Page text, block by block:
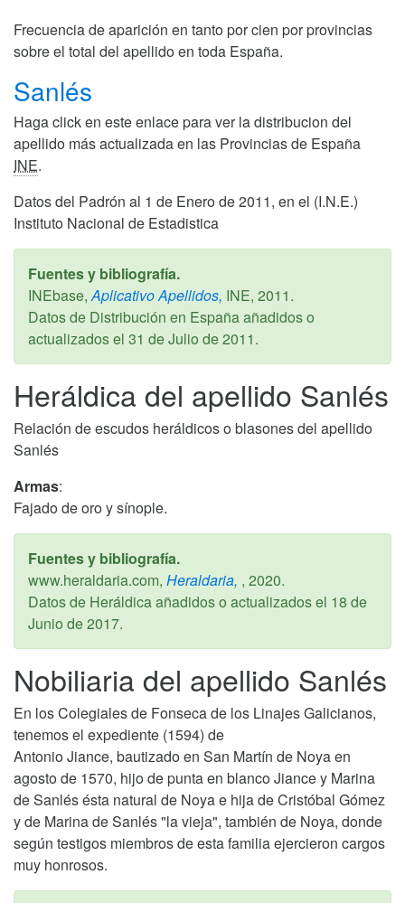
Frecuencia de aparición en tanto por cien por provincias
sobre el total del apellido en toda España.
Sanlés
Haga click en este enlace para ver la distribucion del
apellido más actualizada en las Provincias de España
INE.
Datos del Padrón al 1 de Enero de 2011, en el (I.N.E.)
Instituto Nacional de Estadistica
Fuentes y bibliografía.
INEbase, Aplicativo Apellidos, INE, 2011.
Datos de Distribución en España añadidos o
actualizados el 31 de Julio de 2011.
Heráldica del apellido Sanlés
Relación de escudos heráldicos o blasones del apellido
Sanlés
Armas:
Fajado de oro y sínople.
Fuentes y bibliografía.
www.heraldaria.com, Heraldaria, , 2020.
Datos de Heráldica añadidos o actualizados el 18 de
Junio de 2017.
Nobiliaria del apellido Sanlés
En los Colegiales de Fonseca de los Linajes Galicianos,
tenemos el expediente (1594) de
Antonio Jiance, bautizado en San Martín de Noya en
agosto de 1570, hijo de punta en blanco Jiance y Marina
de Sanlés ésta natural de Noya e hija de Cristóbal Gómez
y de Marina de Sanlés "la vieja", también de Noya, donde
según testigos miembros de esta familia ejercieron cargos
muy honrosos.